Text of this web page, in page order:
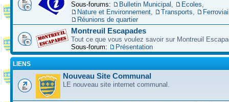
Sous-forums: Bulletin Municipal , Ecoles,
Nature et Environnement, Transports,
Réunions de quartier
Montreuil Escapades
Tout ce que vous voulez savoir sur Montreuil
Sous-forum:
Présentation
LIENS
Nouveau Site Communal
LE nouveau site internet communal.